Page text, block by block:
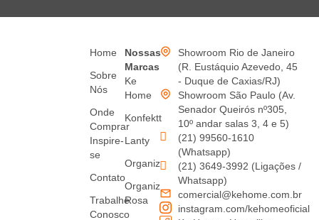
Home
Sobre
Nós
Onde
Comprar
Inspire-
se
Contato
Trabalhe
Conosco
Nossas
Marcas
Ke
Home
Konfektt
Lanty
Organiz
Organiz
Rosa
Showroom Rio de Janeiro
(R. Eustáquio Azevedo, 45
- Duque de Caxias/RJ)
Showroom São Paulo (Av.
Senador Queirós nº305,
10º andar salas 3, 4 e 5)
(21) 99560-1610
(Whatsapp)
(21) 3649-3992 (Ligações /
Whatsapp)
comercial@kehome.com.br
instagram.com/kehomeoficial